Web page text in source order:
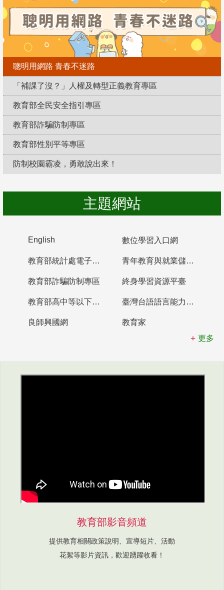
聰明用網路 青春不迷路
「補課了沒？」人權及轉型正義教育專區
教育部全民安全指引專區
教育部詐騙防制專區
教育部性別平等專區
防制校園霸凌，勇敢說出來！
主題網站
English 數位學習入口網
教育部統計處電子書櫃 青年教育與就業儲蓄帳戶
教育部詐騙防制專區 終身學習資源平臺
教育部高中等以下學校及幼兒園教師資格檢定考試 臺灣台語語言能力認證網站
良師興國網
教育家
更多
教育部影音頻道
提供教育相關政策說明、宣導短片、活動
花絮等影片資訊，歡迎踴躍收看！